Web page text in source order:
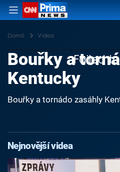
Domů Videa
Failed
Bouřky a
Kentucky
Bouřky a tornádo zasáhly
Nejnovější videa